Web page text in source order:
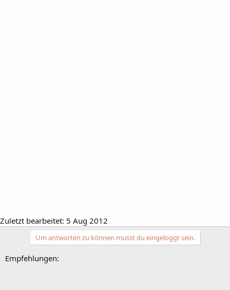
Zuletzt bearbeitet: 5 Aug 2012
Um antworten zu können musst du eingeloggt sein.
Empfehlungen: